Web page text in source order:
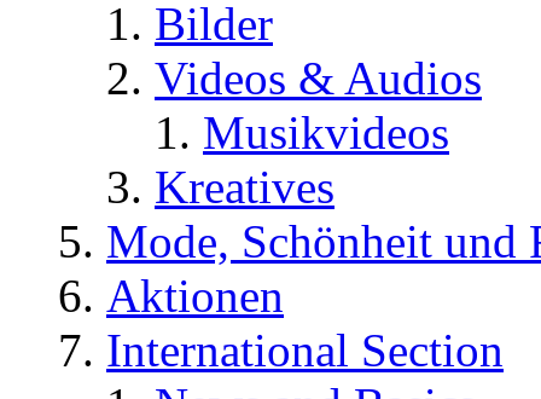
Bilder
Videos & Audios
Musikvideos
Kreatives
Mode, Schönheit und
Aktionen
International Section